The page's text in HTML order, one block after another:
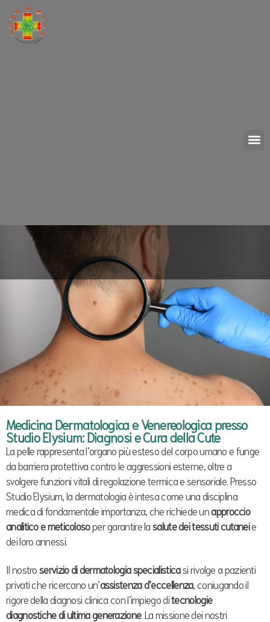
Medicina Dermatologica e Venereologica presso
Studio Elysium: Diagnosi e Cura della Cute
La pelle rappresenta l’organo più esteso del corpo umano e funge
da barriera protettiva contro le aggressioni esterne, oltre a
svolgere funzioni vitali di regolazione termica e sensoriale. Presso
Studio Elysium, la dermatologia è intesa come una disciplina
medica di fondamentale importanza, che richiede unapproccio
analitico e meticolosoper garantire la salute dei tessuti cutaneie
dei loro annessi.
Il nostro servizio di dermatologia specialisticasi rivolge a pazienti
privati che ricercano un’assistenza d’eccellenza, coniugando il
rigore della diagnosi clinica con l’impiego ditecnologie
diagnostiche di ultima generazione. La missione dei nostri